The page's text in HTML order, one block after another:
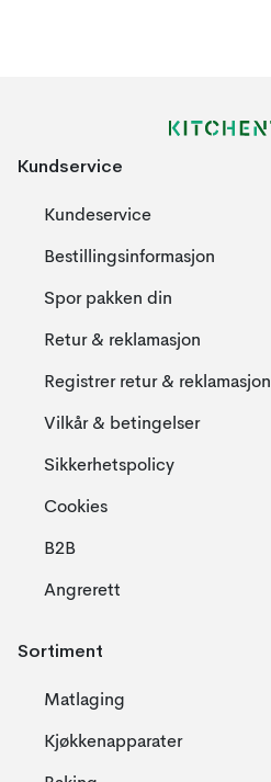
Kundservice
Kundeservice
Bestillingsinformasjon
Spor pakken din
Retur & reklamasjon
Registrer retur & reklamasjon
Vilkår & betingelser
Sikkerhetspolicy
Cookies
B2B
Angrerett
Sortiment
Matlaging
Kjøkkenapparater